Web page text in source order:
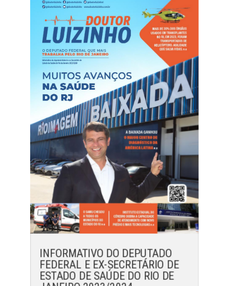
INFORMATIVO DO DEPUTADO
FEDERAL E EX-SECRETÁRIO DE
ESTADO DE SAÚDE DO RIO DE